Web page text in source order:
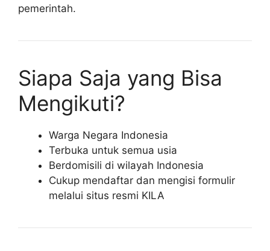
pemerintah.
Siapa Saja yang Bisa
Mengikuti?
Warga Negara Indonesia
Terbuka untuk semua usia
Berdomisili di wilayah Indonesia
Cukup mendaftar dan mengisi formulir
melalui situs resmi KILA